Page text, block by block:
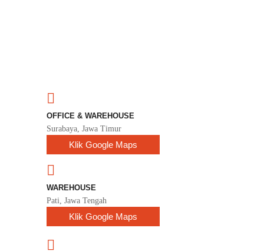
OFFICE & WAREHOUSE
Surabaya, Jawa Timur
Klik Google Maps
WAREHOUSE
Pati, Jawa Tengah
Klik Google Maps